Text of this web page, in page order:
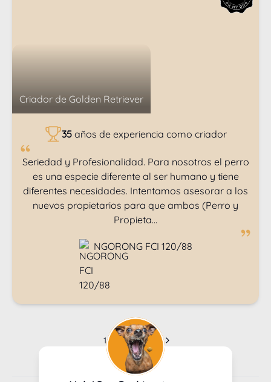
Criador de Golden Retriever
35 años de experiencia como criador
Seriedad y Profesionalidad. Para nosotros el perro
es una especie diferente al ser humano y tiene
diferentes necesidades. Intentamos asesorar a los
nuevos propietarios para que ambos (Perro y
Propieta...
NGORONG FCI 120/88
1 Siguiente